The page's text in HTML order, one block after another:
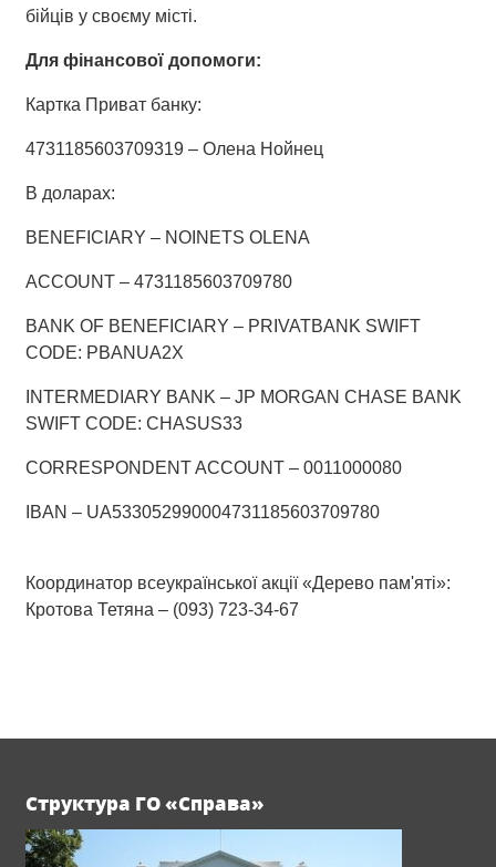
бійців у своєму місті.
Для фінансової допомоги:
Картка Приват банку:
4731185603709319 – Олена Нойнец
В доларах:
BENEFICIARY – NOINETS OLENA
ACCOUNT – 4731185603709780
BANK OF BENEFICIARY – PRIVATBANK SWIFT
CODE: PBANUA2X
INTERMEDIARY BANK – JP MORGAN CHASE BANK
SWIFT CODE: CHASUS33
CORRESPONDENT ACCOUNT – 0011000080
IBAN – UA533052990004731185603709780
Координатор всеукраїнської акції «Дерево пам'яті»:
Кротова Тетяна – (093) 723-34-67
Структура ГО «Справа»